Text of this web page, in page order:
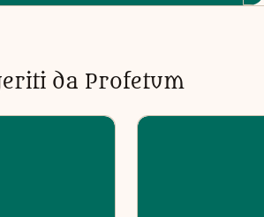
da Profetum